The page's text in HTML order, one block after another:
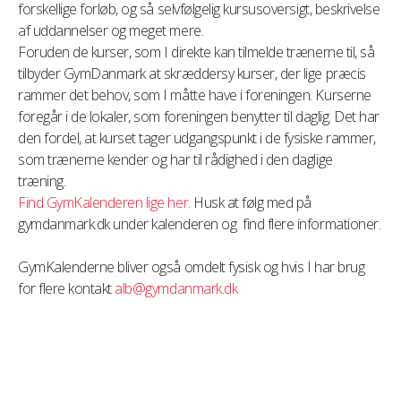
forskellige forløb, og så selvfølgelig kursusoversigt, beskrivelse
af uddannelser og meget mere.
Foruden de kurser, som I direkte kan tilmelde trænerne til, så
tilbyder GymDanmark at skræddersy kurser, der lige præcis
rammer det behov, som I måtte have i foreningen. Kurserne
foregår i de lokaler, som foreningen benytter til daglig. Det har
den fordel, at kurset tager udgangspunkt i de fysiske rammer,
som trænerne kender og har til rådighed i den daglige
træning.
Find GymKalenderen lige her. Husk at følg med på
gymdanmark.dk under kalenderen og find flere informationer.
GymKalenderne bliver også omdelt fysisk og hvis I har brug
for flere kontaktalb@gymdanmark.dk